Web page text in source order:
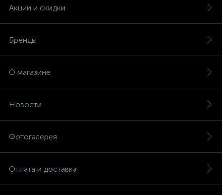
Акции и скидки
Бренды
О магазине
Новости
Фотогалерея
Оплата и доставка